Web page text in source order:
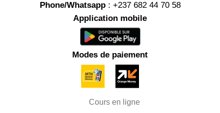
Phone/Whatsapp: +237 682 44 70 58
Application mobile
Modes de paiement
Cours en ligne